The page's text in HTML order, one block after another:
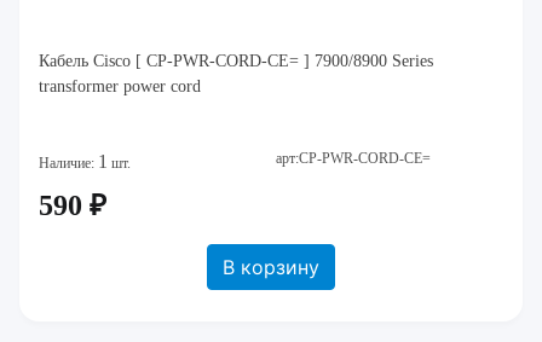
Кабель Cisco [ CP-PWR-CORD-CE= ] 7900/8900 Series
transformer power cord
Наличие: 1 шт. арт:CP-PWR-CORD-CE=
590 ₽
В корзину